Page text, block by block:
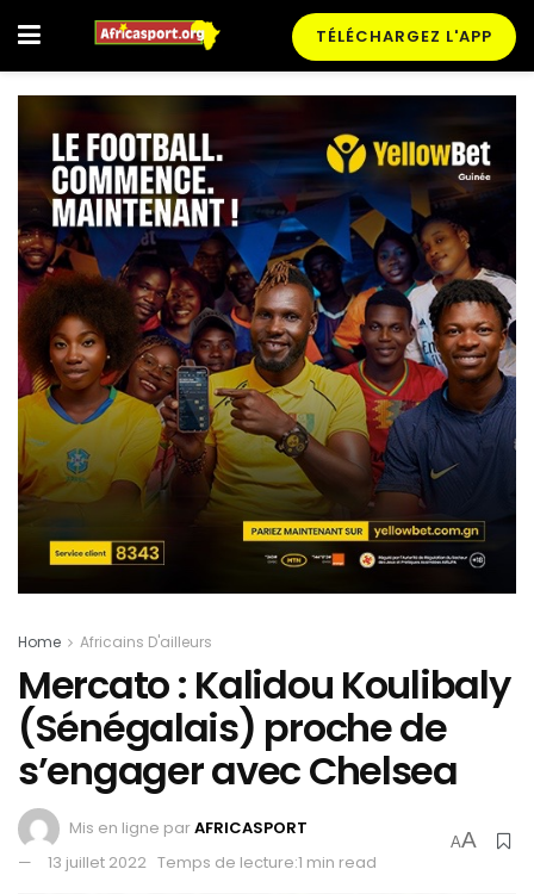
TÉLÉCHARGEZ L'APP
Home Africains D'ailleurs
Mercato : Kalidou Koulibaly
(Sénégalais) proche de
s’engager avec Chelsea
Mis en ligne parAFRICASPORT
13 juillet 2022 Temps de lecture:1 min read
AA